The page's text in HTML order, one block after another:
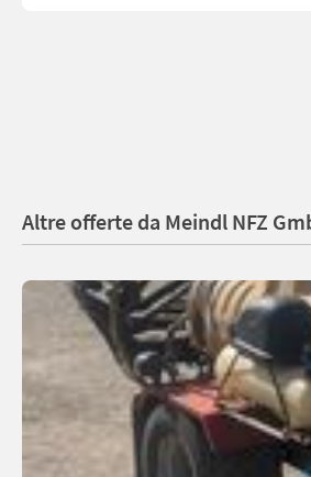
Altre offerte da Meindl NFZ